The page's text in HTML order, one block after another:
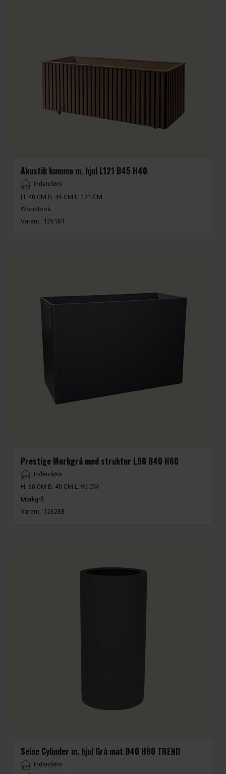
Akustik kumme m. hjul L121 B45 H40
Placement
Indendørs
H: 40 CM B: 45 CM L: 121 CM
Woodlook
Varenr.: 126181
Prestige Mørkgrå med struktur L90 B40 H60
Placement
Indendørs
H: 60 CM B: 40 CM L: 90 CM
Mørkgrå
Varenr.: 126288
Seine Cylinder m. hjul Grå mat Ø40 H80 TREND
Placement
Indendørs